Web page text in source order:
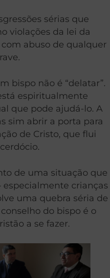
sérias que
violações da lei da
abuso de qualquer
bispo não é “delatar”.
espiritualmente
que pode ajudá-lo. A
sim abrir a porta para
de Cristo, que flui
de uma situação que
crianças
uma quebra séria de
do bispo é o
a se fazer.